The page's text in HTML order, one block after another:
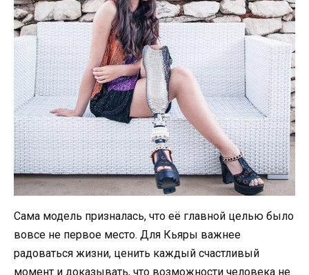
Сама модель призналась, что её главной целью было
вовсе не первое место. Для Кьяры важнее
радоваться жизни, ценить каждый счастливый
момент и доказывать, что возможности человека не